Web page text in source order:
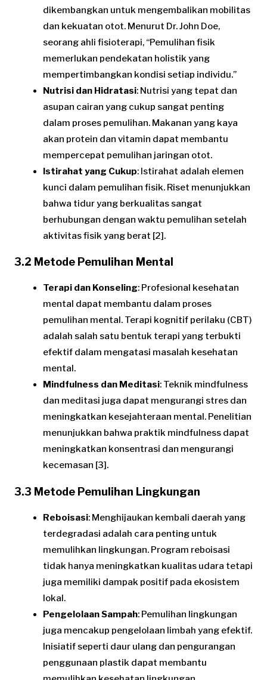
dikembangkan untuk mengembalikan mobilitas
dan kekuatan otot. Menurut Dr. John Doe,
seorang ahli fisioterapi, “Pemulihan fisik
memerlukan pendekatan holistik yang
mempertimbangkan kondisi setiap individu.”
Nutrisi dan Hidratasi: Nutrisi yang tepat dan
asupan cairan yang cukup sangat penting
dalam proses pemulihan. Makanan yang kaya
akan protein dan vitamin dapat membantu
mempercepat pemulihan jaringan otot.
Istirahat yang Cukup: Istirahat adalah elemen
kunci dalam pemulihan fisik. Riset menunjukkan
bahwa tidur yang berkualitas sangat
berhubungan dengan waktu pemulihan setelah
aktivitas fisik yang berat [2].
3.2 Metode Pemulihan Mental
Terapi dan Konseling: Profesional kesehatan
mental dapat membantu dalam proses
pemulihan mental. Terapi kognitif perilaku (CBT)
adalah salah satu bentuk terapi yang terbukti
efektif dalam mengatasi masalah kesehatan
mental.
Mindfulness dan Meditasi: Teknik mindfulness
dan meditasi juga dapat mengurangi stres dan
meningkatkan kesejahteraan mental. Penelitian
menunjukkan bahwa praktik mindfulness dapat
meningkatkan konsentrasi dan mengurangi
kecemasan [3].
3.3 Metode Pemulihan Lingkungan
Reboisasi: Menghijaukan kembali daerah yang
terdegradasi adalah cara penting untuk
memulihkan lingkungan. Program reboisasi
tidak hanya meningkatkan kualitas udara tetapi
juga memiliki dampak positif pada ekosistem
lokal.
Pengelolaan Sampah: Pemulihan lingkungan
juga mencakup pengelolaan limbah yang efektif.
Inisiatif seperti daur ulang dan pengurangan
penggunaan plastik dapat membantu